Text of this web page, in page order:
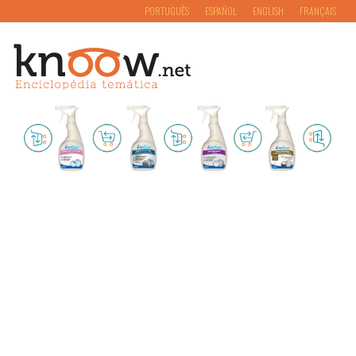
PORTUGUÊS ESPAÑOL ENGLISH FRANÇAIS